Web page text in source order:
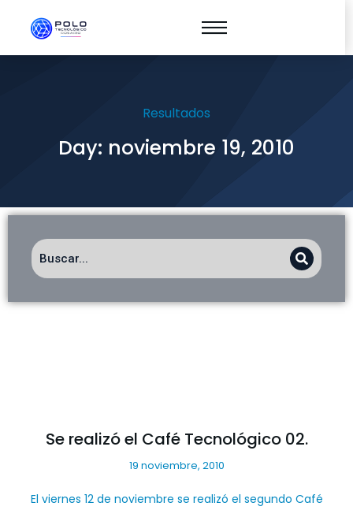
Resultados
Day: noviembre 19, 2010
Se realizó el Café Tecnológico 02.
19 noviembre, 2010
El viernes 12 de noviembre se realizó el segundo Café